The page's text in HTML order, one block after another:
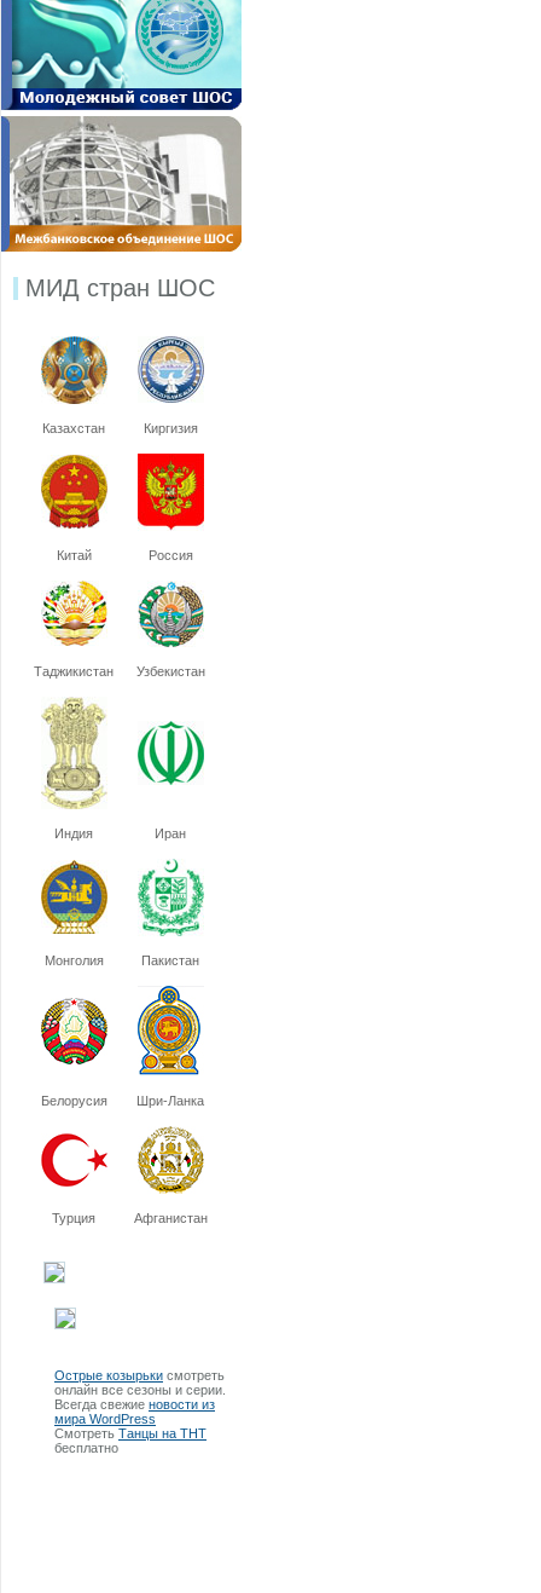
МИД стран ШОС
Казахстан Киргизия
Китай Россия
Таджикистан Узбекистан
Индия Иран
Монголия Пакистан
Белорусия Шри-Ланка
Турция Афганистан
Острые козырьки смотреть
онлайн все сезоны и серии.
Всегда свежие новости из
мира WordPress
Смотреть Танцы на ТНТ
бесплатно